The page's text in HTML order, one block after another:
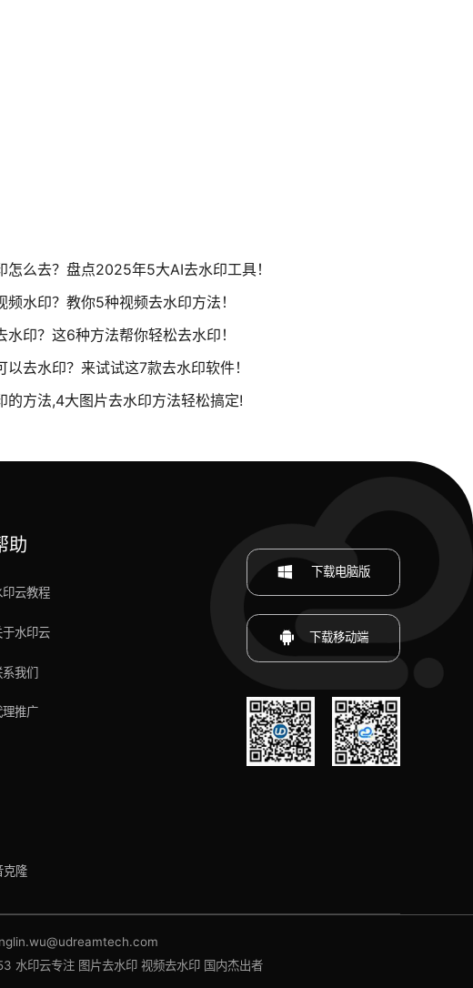
怎么去？盘点2025年5大AI去水印工具！
频水印？教你5种视频去水印方法！
水印？这6种方法帮你轻松去水印！
以去水印？来试试这7款去水印软件！
的方法,4大图片去水印方法轻松搞定!
助
印云教程
于水印云
系我们
理推广
下载电脑版
下载移动端
克隆
水印云专注 图片去水印 视频去水印 国内杰出者